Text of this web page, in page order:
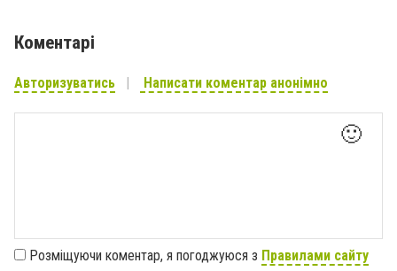
Коментарі
Авторизуватись Написати коментар анонімно
🙂
Розміщуючи коментар, я погоджуюся з Правилами сайту